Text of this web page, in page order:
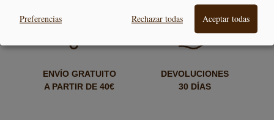
ENVÍO GRATUITO
A PARTIR DE 40€
DEVOLUCIONES
30 DÍAS
Preferencias Rechazar todas Aceptar todas